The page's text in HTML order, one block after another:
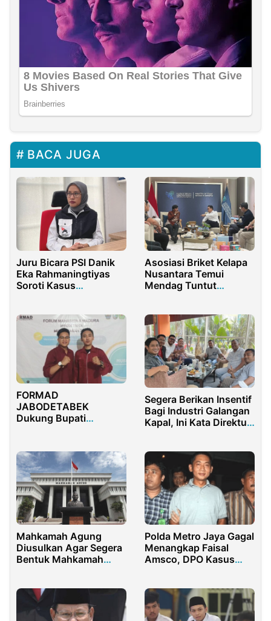
BACA JUGA
Juru Bicara PSI Danik
Eka Rahmaningtiyas
Soroti Kasus
Asosiasi Briket Kelapa
Nusantara Temui
Mendag Tuntut
FORMAD
JABODETABEK
Dukung Bupati
Humanis
Segera Berikan Insentif
Bagi Industri Galangan
Kapal, Ini Kata Direktur
Mahkamah Agung
Diusulkan Agar Segera
Bentuk Mahkamah
Polda Metro Jaya Gagal
Menangkap Faisal
Amsco, DPO Kasus